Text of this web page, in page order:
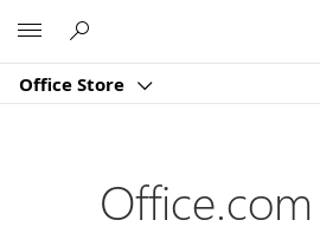
Office Store
Office.com